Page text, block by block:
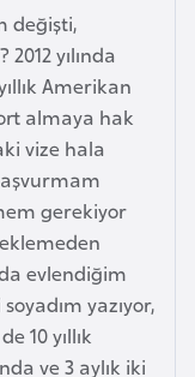
değişti,
yılında
Amerikan
almaya hak
vize hala
gerekiyor
evlendiğim
yazıyor,
10 yıllık
ve 3 aylık iki